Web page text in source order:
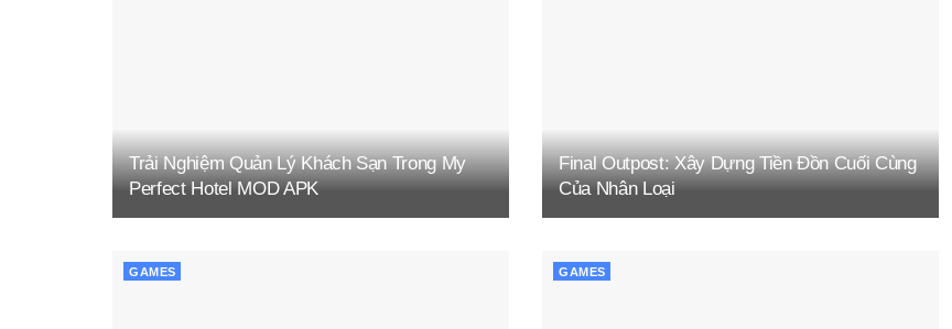
Trải Nghiệm Quản Lý Khách Sạn Trong My
Perfect Hotel MOD APK
Final Outpost: Xây Dựng Tiền Đồn Cuối Cùng
Của Nhân Loại
GAMES GAMES